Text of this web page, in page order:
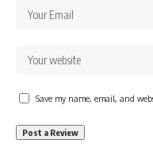
Save my name, email, and